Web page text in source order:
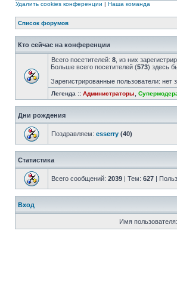
Удалить cookies конференции | Наша команда
Список форумов
Кто сейчас на конференции
Всего посетителей: 8 , из них
Больше всего посетителей (573) здесь
Зарегистрированные пользователи: нет
Легенда :: Администраторы
Дни рождения
Поздравляем: esserry (40)
Статистика
Всего сообщений: 2039 | Тем: 627 |
Вход
Имя пользователя: